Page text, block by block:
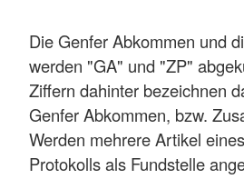
Die Genfer Abkommen und
werden "GA" und "ZP"
Ziffern dahinter bezeichnen
Genfer Abkommen, bzw.
Werden mehrere Artikel
Protokolls als Fundstelle